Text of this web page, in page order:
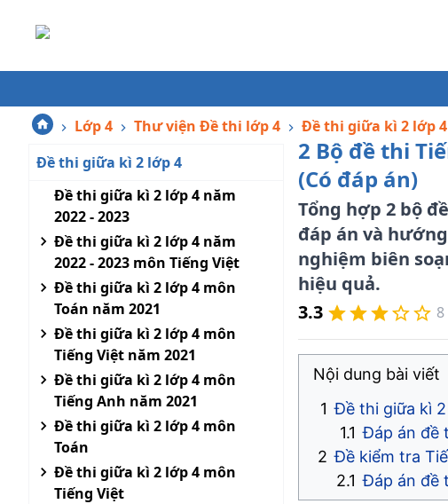
Lớp 4 Thư viện Đề thi lớp 4
Đề thi giữa kì 2 lớp 4
Đề thi giữa kì 2 lớp 4
Đề thi giữa kì 2 lớp 4 năm
2022 - 2023
Đề thi giữa kì 2 lớp 4 năm
2022 - 2023 môn Tiếng Việt
Đề thi giữa kì 2 lớp 4 môn
Toán năm 2021
Đề thi giữa kì 2 lớp 4 môn
Tiếng Việt năm 2021
Đề thi giữa kì 2 lớp 4 môn
Tiếng Anh năm 2021
Đề thi giữa kì 2 lớp 4 môn
Toán
Đề thi giữa kì 2 lớp 4 môn
Tiếng Việt
2 Bộ đề thi
(Có đáp án)
Tổng hợp 2 bộ
đáp án và
nghiệm biên
hiệu quả.
3.3
8
Nội dung bài viết
Đề thi giữa kì
Đáp án đề
Đề kiểm tra
Đáp án đề